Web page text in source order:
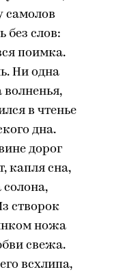
самолов
без слов:
поимка.
Ни одна
волненья,
в чтенье
дна.
дорог
капля сна,
створок
ножа
свежа.
всхлипа,